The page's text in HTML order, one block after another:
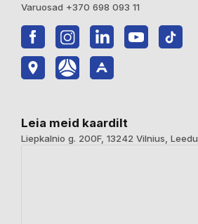
Varuosad +370 698 093 11
Leia meid kaardilt
Liepkalnio g. 200F, 13242 Vilnius, Leedu